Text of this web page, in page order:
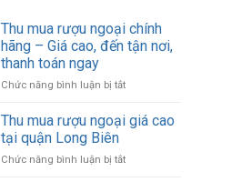
Thu mua rượu ngoại chính
hãng – Giá cao, đến tận nơi,
thanh toán ngay
Chức năng bình luận bị tắtở
mua
rượu
chính
Thu mua rượu ngoại giá cao
tại quận Long Biên
Chức năng bình luận bị tắtở